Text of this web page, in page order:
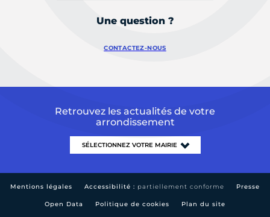
Une question ?
CONTACTEZ-NOUS
Retrouvez les actualités de votre
arrondissement
Mentions légales Accessibilité : partiellement conforme Presse
Open Data Politique de cookies Plan du site